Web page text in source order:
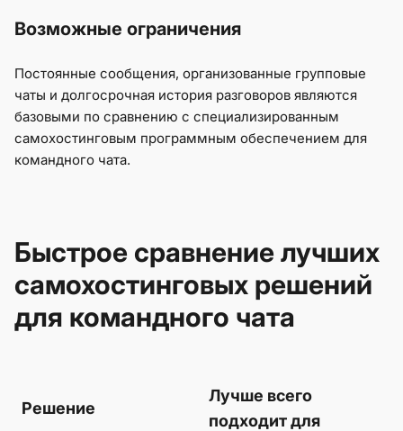
Возможные ограничения
Постоянные сообщения, организованные групповые
чаты и долгосрочная история разговоров являются
базовыми по сравнению с специализированным
самохостинговым программным обеспечением для
командного чата.
Быстрое сравнение лучших
самохостинговых решений
для командного чата
Решение
Лучше всего
подходит для